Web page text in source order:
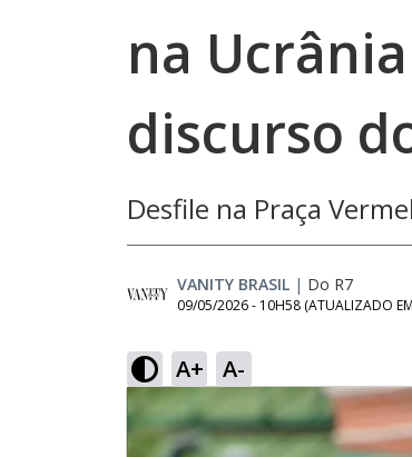
na
discurso
Desfile na Praça
VANITY BRASIL | Do R7
09/05/2026 - 10H58 (ATUALIZADO EM
A+ A-